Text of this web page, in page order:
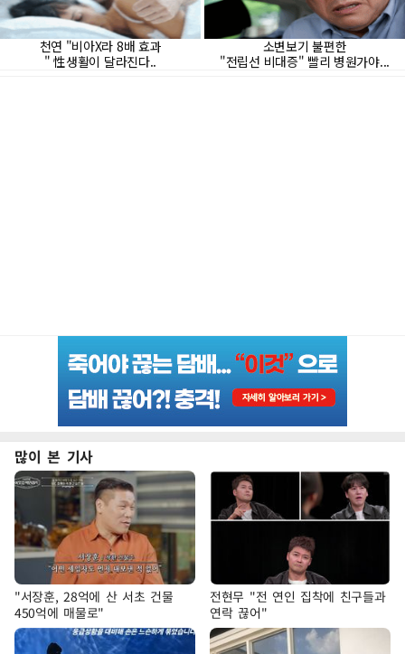
많이 본 기사
"서장훈, 28억에 산 서초 건물
450억에 매물로"
전현무 "전 연인 집착에 친구들과
연락 끊어"